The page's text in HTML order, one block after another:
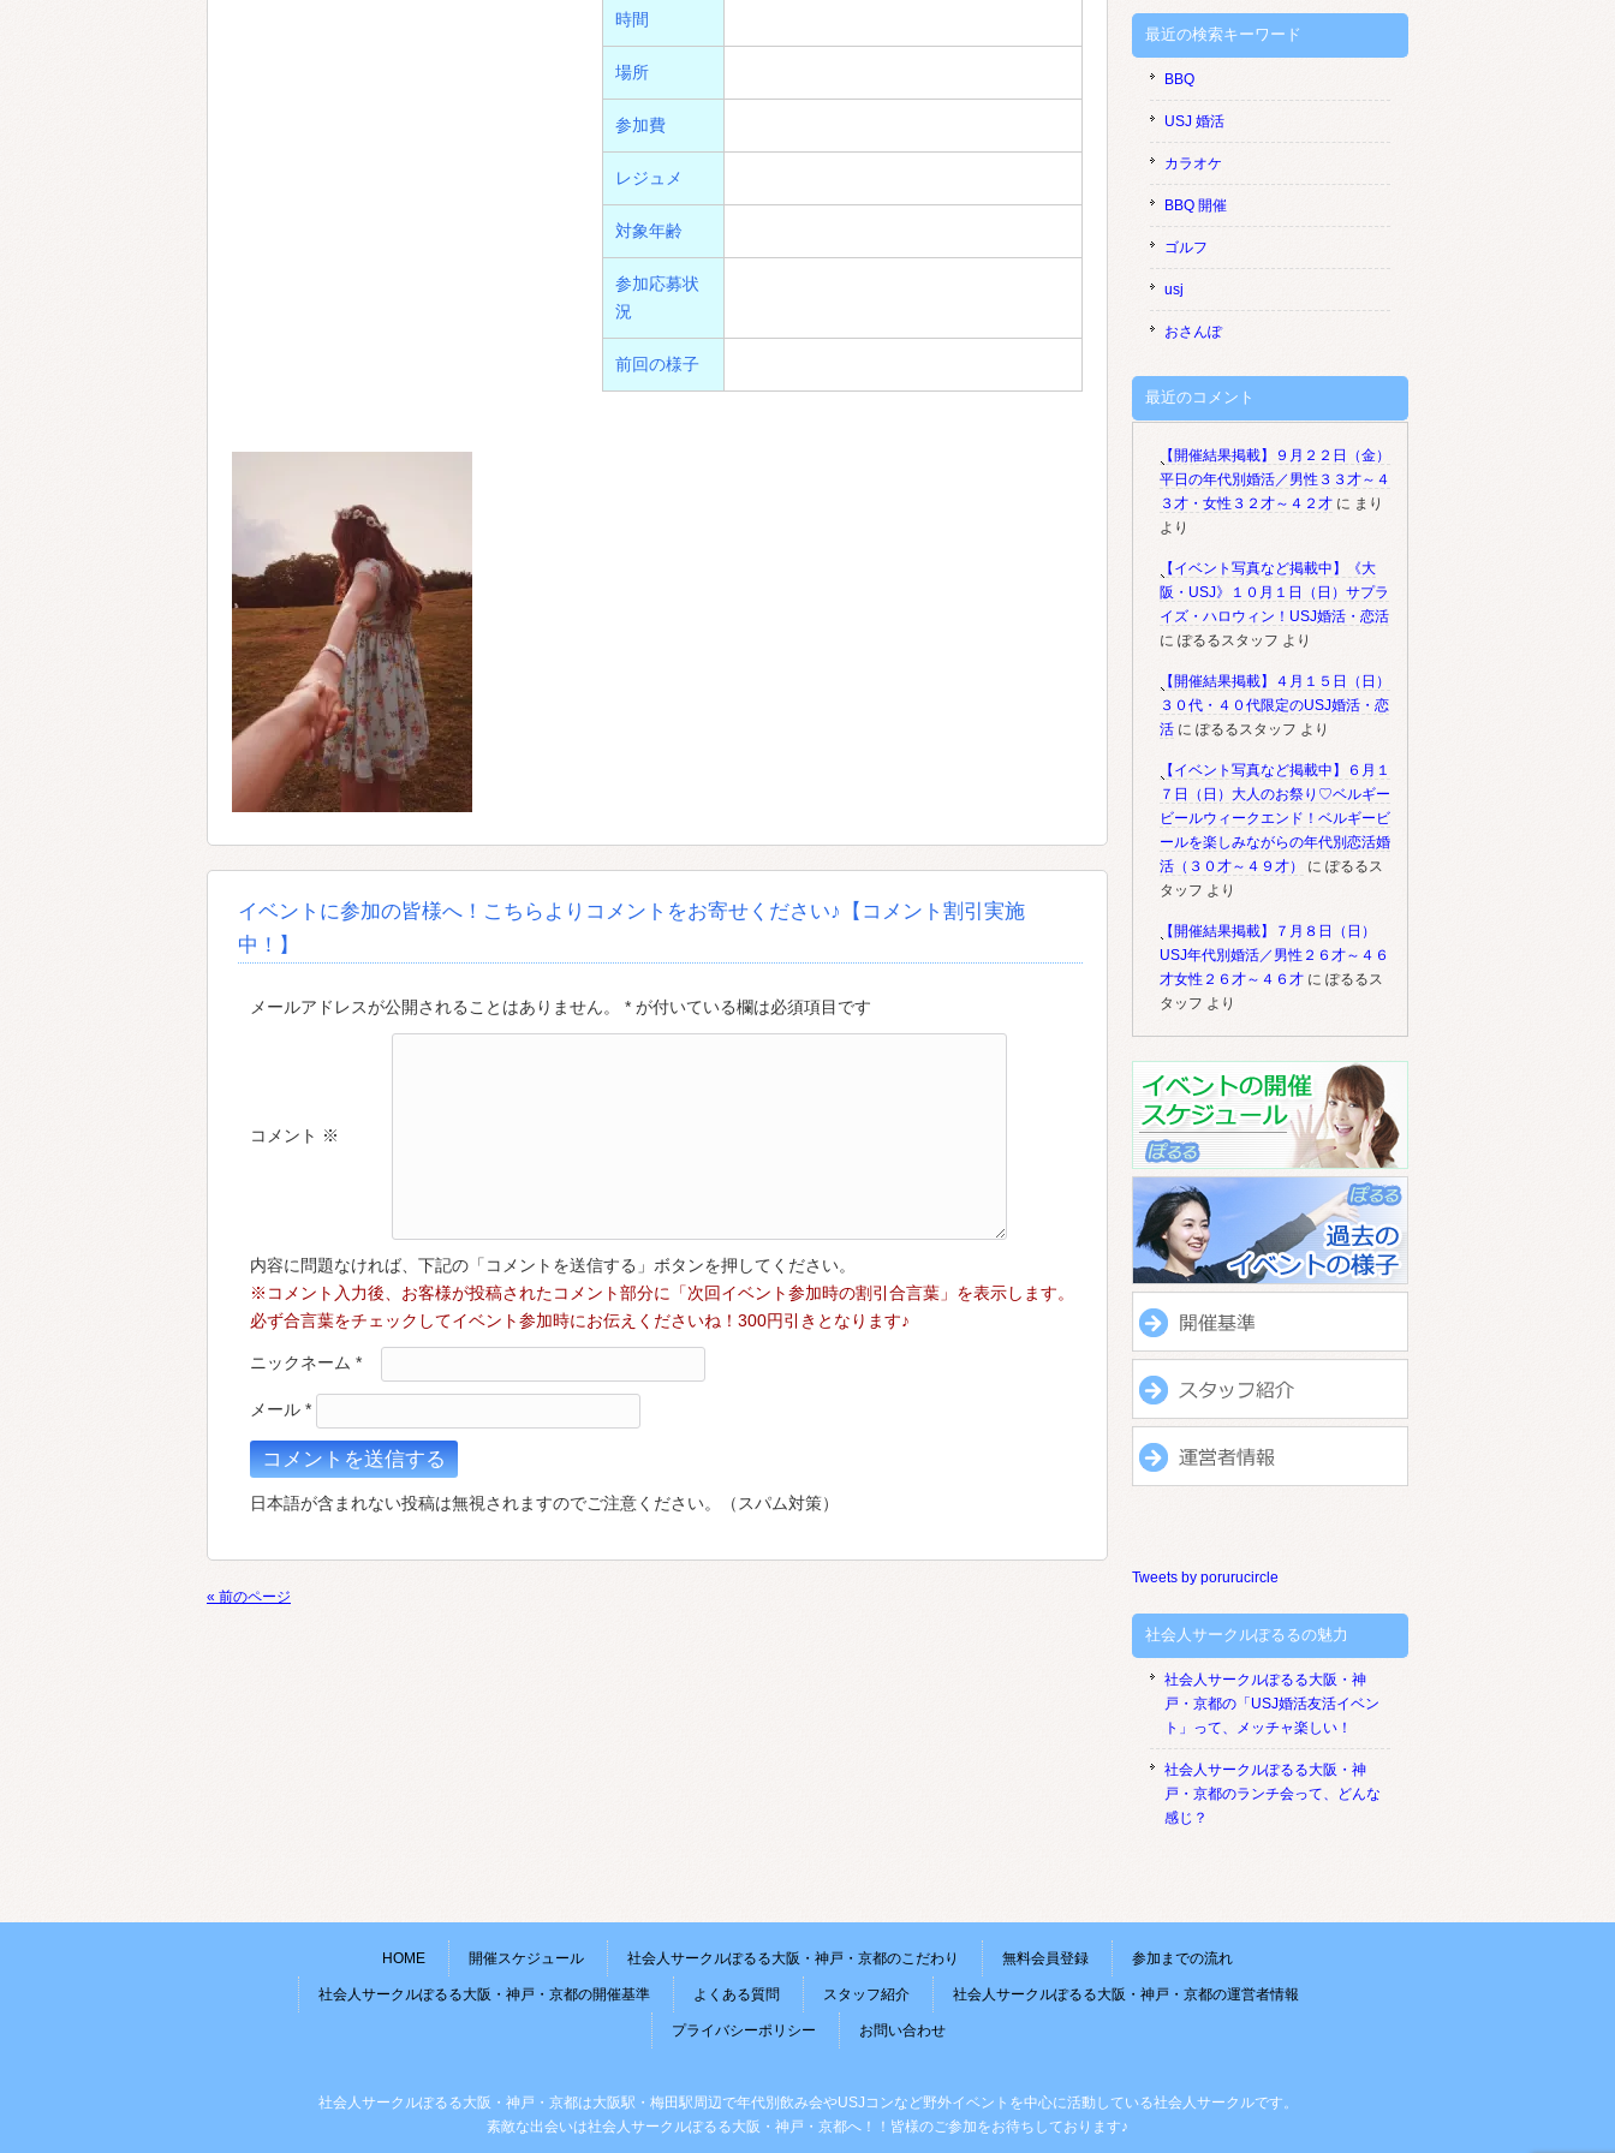
時間
場所
参加費
レジュメ
対象年齢
参加応募状
況
前回の様子
イベントに参加の皆様へ！こちらよりコメントをお寄せください♪【コメント割引実施
中！】
メールアドレスが公開されることはありません。 * が付いている欄は必須項目です
コメント ※
内容に問題なければ、下記の「コメントを送信する」ボタンを押してください。
※コメント入力後、お客様が投稿されたコメント部分に「次回イベント参加時の割引合言葉」を表示します。
必ず合言葉をチェックしてイベント参加時にお伝えくださいね！300円引きとなります♪
ニックネーム *
メール *
日本語が含まれない投稿は無視されますのでご注意ください。（スパム対策）
« 前のページ
最近の検索キーワード
BBQ
USJ 婚活
カラオケ
BBQ 開催
ゴルフ
usj
おさんぽ
最近のコメント
【開催結果掲載】９月２２日（金）
平日の年代別婚活／男性３３才～４
３才・女性３２才～４２才 に まり
より
【イベント写真など掲載中】《大
阪・USJ》１０月１日（日）サプラ
イズ・ハロウィン！USJ婚活・恋活
に ぽるるスタッフ より
【開催結果掲載】４月１５日（日）
３０代・４０代限定のUSJ婚活・恋
活 に ぽるるスタッフ より
【イベント写真など掲載中】６月１
７日（日）大人のお祭り♡ベルギー
ビールウィークエンド！ベルギービ
ールを楽しみながらの年代別恋活婚
活（３０才～４９才）
に ぽるるス
タッフ より
【開催結果掲載】７月８日（日）
USJ年代別婚活／男性２６才～４６
才女性２６才～４６才 に ぽるるス
タッフ より
Tweets by porurucircle
社会人サークルぽるるの魅力
社会人サークルぽるる大阪・神
戸・京都の「USJ婚活友活イベン
ト」って、メッチャ楽しい！
社会人サークルぽるる大阪・神
戸・京都のランチ会って、どんな
感じ？
HOME 開催スケジュール 社会人サークルぽるる大阪・神戸・京都のこだわり 無料会員登録 参加までの流れ
社会人サークルぽるる大阪・神戸・京都の開催基準 よくある質問 スタッフ紹介 社会人サークルぽるる大阪・神戸・京都の運営者情報
プライバシーポリシー お問い合わせ
社会人サークルぽるる大阪・神戸・京都は大阪駅・梅田駅周辺で年代別飲み会やUSJコンなど野外イベントを中心に活動している社会人サークルです。
素敵な出会いは社会人サークルぽるる大阪・神戸・京都へ！！皆様のご参加をお待ちしております♪